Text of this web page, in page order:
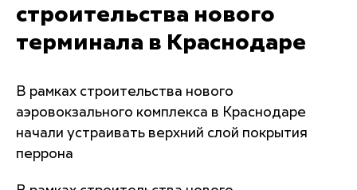
строительства нового
терминала в Краснодаре
В рамках строительства нового
аэровокзального комплекса в Краснодаре
начали устраивать верхний слой покрытия
перрона